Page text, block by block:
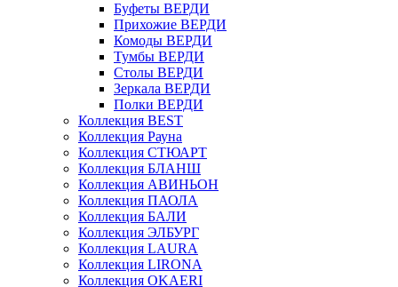
Буфеты ВЕРДИ
Прихожие ВЕРДИ
Комоды ВЕРДИ
Тумбы ВЕРДИ
Столы ВЕРДИ
Зеркала ВЕРДИ
Полки ВЕРДИ
Коллекция BEST
Коллекция Рауна
Коллекция СТЮАРТ
Коллекция БЛАНШ
Коллекция АВИНЬОН
Коллекция ПАОЛА
Коллекция БАЛИ
Коллекция ЭЛБУРГ
Коллекция LAURA
Коллекция LIRONA
Коллекция OKAERI